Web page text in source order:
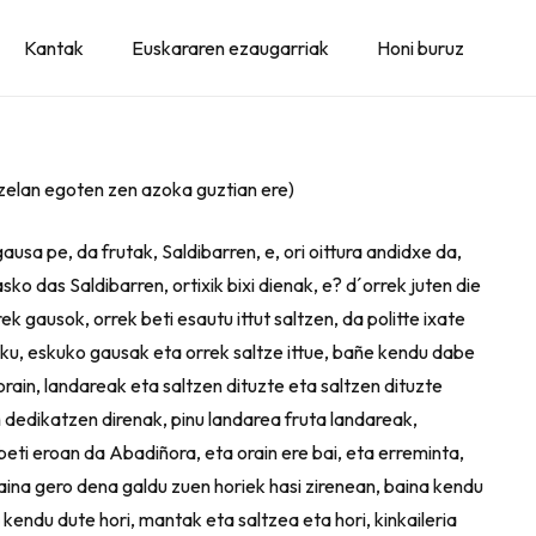
Kantak Euskararen ezaugarriak Honi buruz
egoten zen azoka guztian ere)
pe, da frutak, Saldibarren, e, ori oittura andidxe da,
das Saldibarren, ortixik bixi dienak, e? d´orrek juten die
gausok, orrek beti esautu ittut saltzen, da politte ixate
eskuko gausak eta orrek saltze ittue, bañe kendu dabe
landareak eta saltzen dituzte eta saltzen dituzte
direnak, pinu landarea fruta landareak,
eroan da Abadiñora, eta orain ere bai, eta erreminta,
gero dena galdu zuen horiek hasi zirenean, baina kendu
dute hori, mantak eta saltzea eta hori, kinkaileria